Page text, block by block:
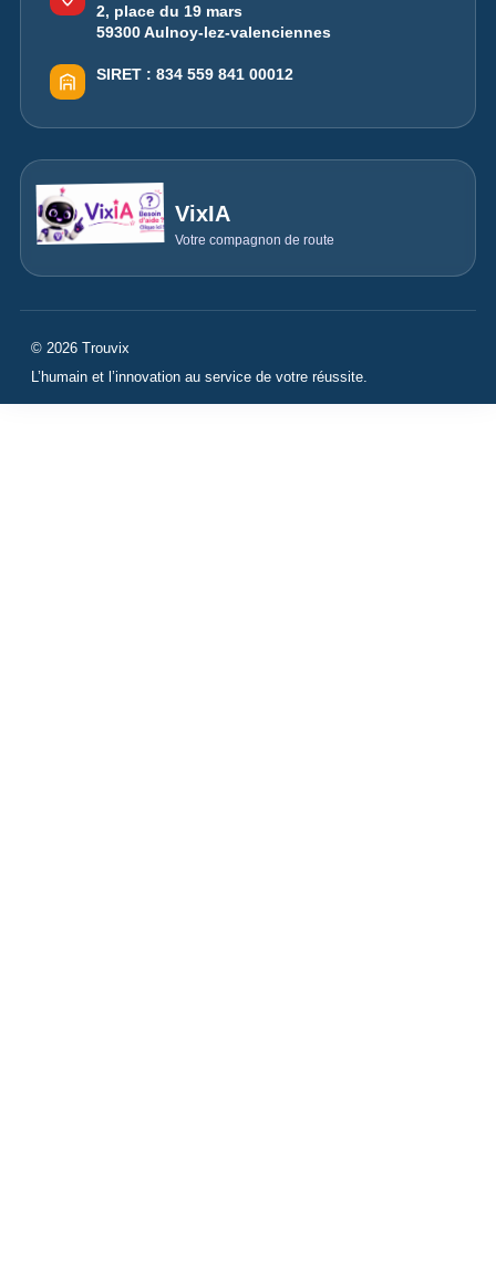
2, place du 19 mars
59300 Aulnoy-lez-valenciennes
SIRET : 834 559 841 00012
VixIA
Votre compagnon de route
© 2026 Trouvix
L’humain et l’innovation au service de votre réussite.